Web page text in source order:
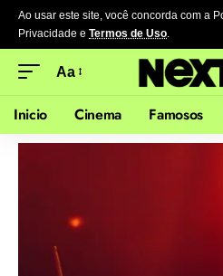
Ao usar este site, você concorda com a
Privacidade e Termos de Uso.
Aa
Inicio Cinema Famosos